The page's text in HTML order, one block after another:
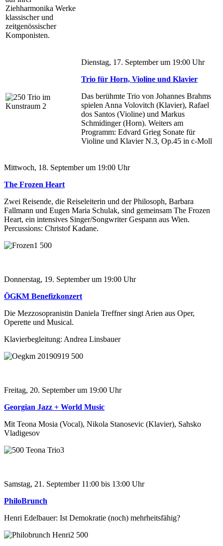
Ziehharmonika Werke
klassischer und
zeitgenössischer
Komponisten.
Dienstag, 17. September um 19:00 Uhr
Trio für Horn, Violine und Klavier
Das berühmte Trio von Johannes Brahms
spielen Anna Volovitch (Klavier), Rafael
dos Santos (Violine) und Markus
Schmidinger (Horn). Weiters am
Programm: Edvard Grieg Sonate für
Violine und Klavier N.3, Op.45 in c-Moll
Mittwoch, 18. September um 19:00 Uhr
The Frozen Heart
Zwei Reisende, die Reiseleiterin und der Philosoph, Barbara
Fallmann und Eugen Maria Schulak, sind gemeinsam The Frozen
Heart, ein intensives Singer/Songwriter Gespann aus Wien.
Percussions: Christof Kadane.
Donnerstag, 19. September um 19:00 Uhr
ÖGKM Benefizkonzert
Die Mezzosopranistin Daniela Treffner singt Arien aus Oper,
Operette und Musical.
Klavierbegleitung: Andrea Linsbauer
Freitag, 20. September um 19:00 Uhr
Georgian Jazz + World Music
Mit Teona Mosia (Vocal), Nikola Stanosevic (Klavier), Sahsko
Vladigesov
Samstag, 21. September 11:00 bis 13:00 Uhr
PhiloBrunch
Henri Edelbauer: Ist Demokratie (noch) mehrheitsfähig?